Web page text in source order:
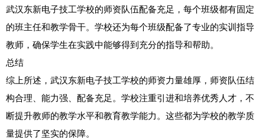
武汉东新电子技工学校的师资队伍配备充足，每个班级都有固定
的班主任和教学骨干。学校还为每个班级配备了专业的实训指导
教师，确保学生在实践中能够得到充分的指导和帮助。
总结
综上所述，武汉东新电子技工学校的师资力量雄厚，师资队伍结
构合理、能力强、配备充足。学校注重引进和培养优秀人才，不
断提升教师的教学水平和教育教学能力。这些都为学校的教学质
量提供了坚实的保障。